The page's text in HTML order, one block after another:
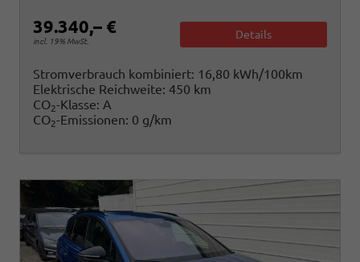
39.340,– €
incl. 19% MwSt.
Details
Stromverbrauch kombiniert: 16,80 kWh/100km
Elektrische Reichweite: 450 km
CO2-Klasse: A
CO2-Emissionen: 0 g/km